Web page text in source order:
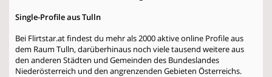
Single-Profile aus Tulln
Bei Flirtstar.at findest du mehr als 2000 aktive online Profile aus
dem Raum Tulln, darüberhinaus noch viele tausend weitere aus
den anderen Städten und Gemeinden des Bundeslandes
Niederösterreich und den angrenzenden Gebieten Österreichs.